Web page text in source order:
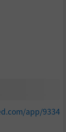
app/9334